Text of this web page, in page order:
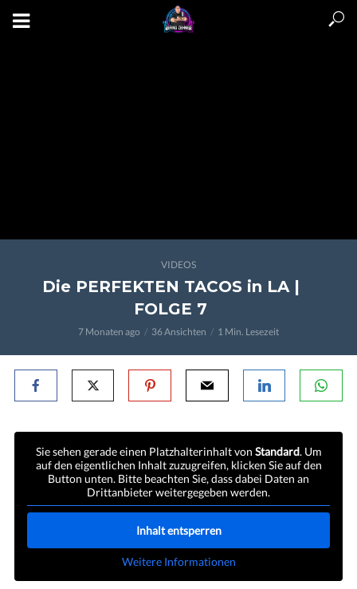
VIDEOS
Die PERFEKTEN TACOS in LA |
FOLGE 7
7 Monaten ago 36 Ansichten 1 Min. Lesezeit
Sie sehen gerade einen Platzhalterinhalt von Standard. Um
auf den eigentlichen Inhalt zuzugreifen, klicken Sie auf den
Button unten. Bitte beachten Sie, dass dabei Daten an
Drittanbieter weitergegeben werden.
Inhalt entsperren
Weitere Informationen